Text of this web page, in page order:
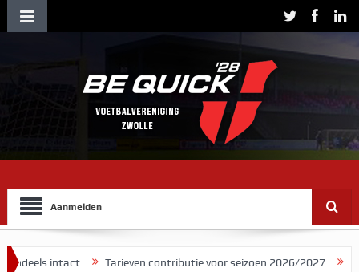
Aanmelden
Tarieven contributie voor seizoen 2026/2027 Herman